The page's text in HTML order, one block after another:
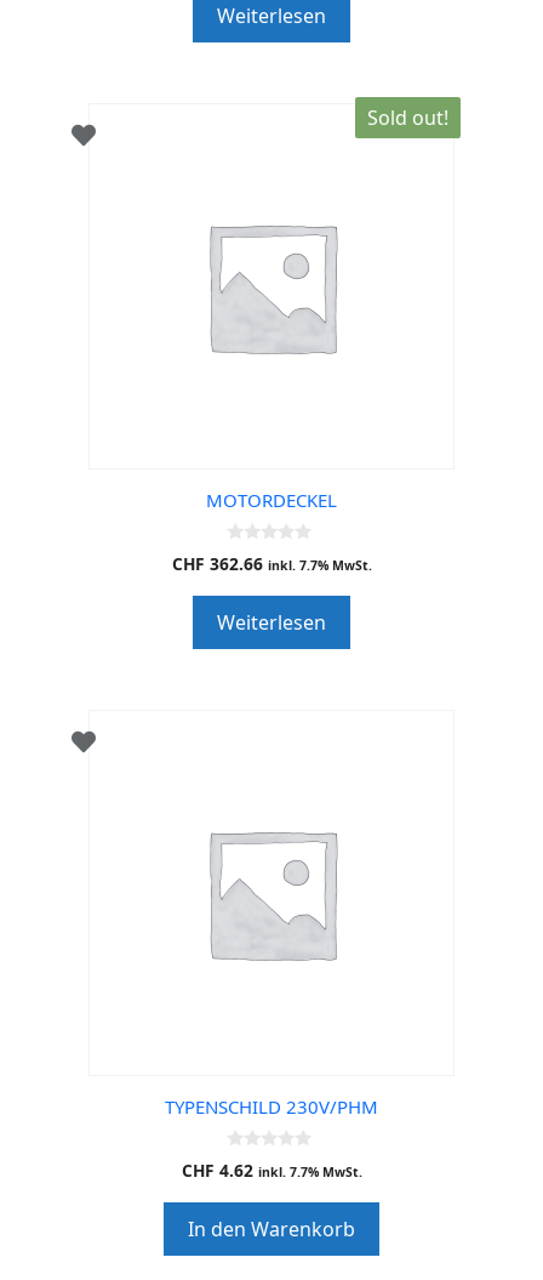
o
f
5
Weiterlesen
Sold out!
MOTORDECKEL
0
o
o
f
5
CHF 362.66 inkl. 7.7% MwSt.
Weiterlesen
TYPENSCHILD 230V/PHM
0
o
o
f
5
CHF 4.62 inkl. 7.7% MwSt.
In den Warenkorb